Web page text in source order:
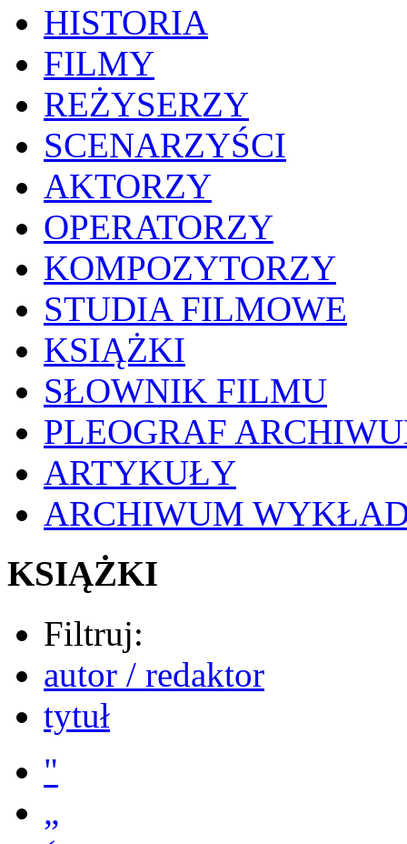
HISTORIA
FILMY
REŻYSERZY
SCENARZYŚCI
AKTORZY
OPERATORZY
KOMPOZYTORZY
STUDIA FILMOWE
KSIĄŻKI
SŁOWNIK FILMU
PLEOGRAF
ARTYKUŁY
ARCHIWUM
KSIĄŻKI
Filtruj:
autor / redaktor
tytuł
"
„